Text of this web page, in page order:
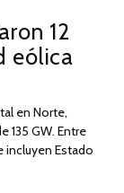
12
eólica
en Norte,
135 GW. Entre
incluyen Estado